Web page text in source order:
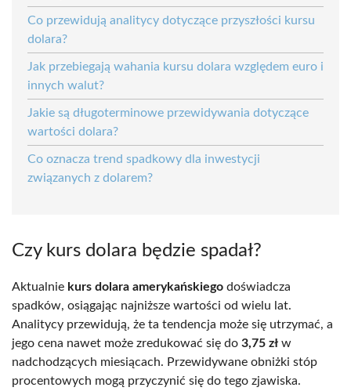
Co przewidują analitycy dotyczące przyszłości kursu
dolara?
Jak przebiegają wahania kursu dolara względem euro i
innych walut?
Jakie są długoterminowe przewidywania dotyczące
wartości dolara?
Co oznacza trend spadkowy dla inwestycji
związanych z dolarem?
Czy kurs dolara będzie spadał?
Aktualnie kurs dolara amerykańskiego doświadcza
spadków, osiągając najniższe wartości od wielu lat.
Analitycy przewidują, że ta tendencja może się utrzymać, a
jego cena nawet może zredukować się do 3,75 zł w
nadchodzących miesiącach. Przewidywane obniżki stóp
procentowych mogą przyczynić się do tego zjawiska.